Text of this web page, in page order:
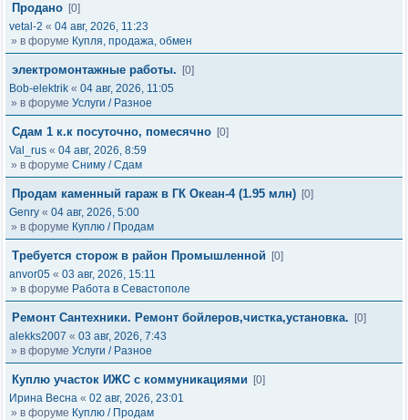
Продано [0]
vetal-2 « 04 авг, 2026, 11:23
» в форуме Купля, продажа, обмен
электромонтажные работы.
[0]
Bob-elektrik « 04 авг, 2026, 11:05
» в форуме Услуги / Разное
Сдам 1 к.к посуточно, помесячно [0]
Val_rus « 04 авг, 2026, 8:59
» в форуме Сниму / Сдам
Продам каменный гараж в ГК Океан-4 (1.95 млн) [0]
Genry « 04 авг, 2026, 5:00
» в форуме Куплю / Продам
Требуется сторож в район Промышленной
[0]
anvor05 « 03 авг, 2026, 15:11
» в форуме Работа в Севастополе
Ремонт Сантехники. Ремонт бойлеров,чистка,установка.
[0]
alekks2007 « 03 авг, 2026, 7:43
» в форуме Услуги / Разное
Куплю участок ИЖС с коммуникациями
[0]
Ирина Весна « 02 авг, 2026, 23:01
» в форуме Куплю / Продам